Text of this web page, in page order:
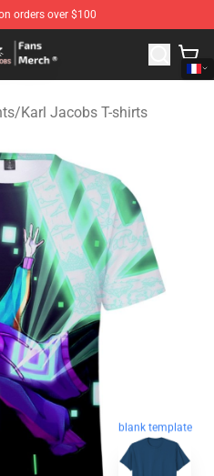
orders over $100
Karl Jacobs Merchandise
/Karl Jacobs T-shirts
blank template